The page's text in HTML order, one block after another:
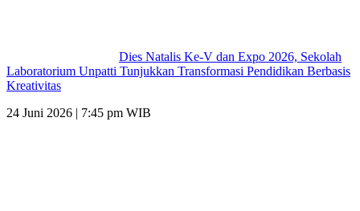
Dies Natalis Ke-V dan Expo 2026, Sekolah
Laboratorium Unpatti Tunjukkan Transformasi Pendidikan Berbasis
Kreativitas
24 Juni 2026 | 7:45 pm WIB